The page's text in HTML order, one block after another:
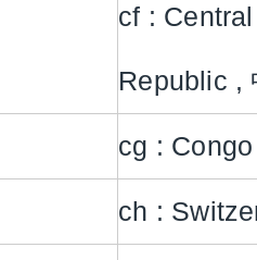
cf :
Republic ,
cg :
ch :